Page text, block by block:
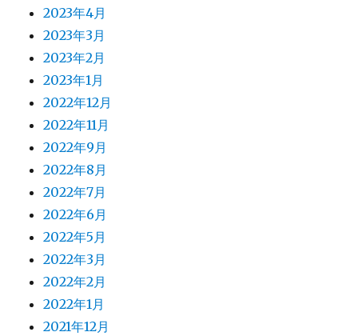
2023年4月
2023年3月
2023年2月
2023年1月
2022年12月
2022年11月
2022年9月
2022年8月
2022年7月
2022年6月
2022年5月
2022年3月
2022年2月
2022年1月
2021年12月